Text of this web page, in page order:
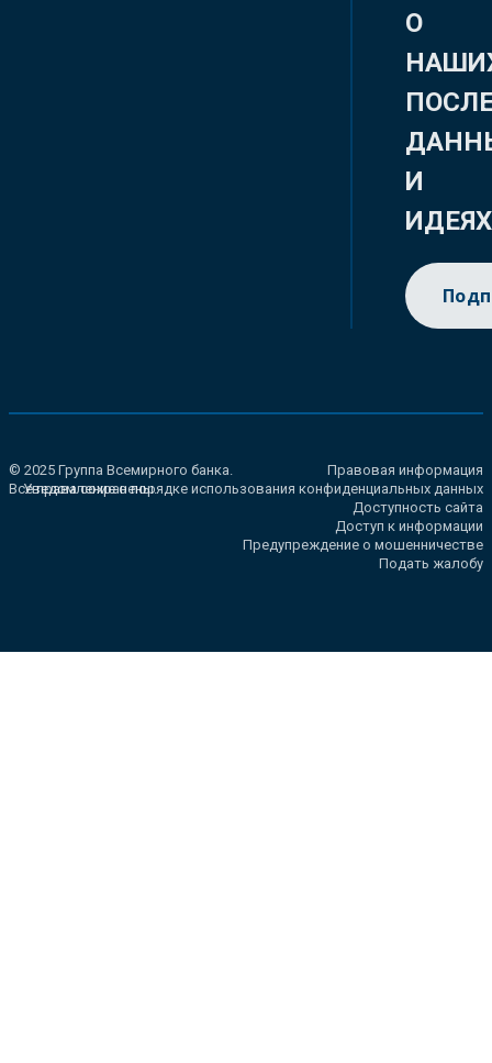
О
И
ИДЕЯХ
© 2025 Группа Всемирного банка.
Все права сохранены.
Правовая информация
Уведомление о порядке использования конфиденциальных данных
Доступность сайта
Доступ к информации
Предупреждение о мошенничестве
Подать жалобу